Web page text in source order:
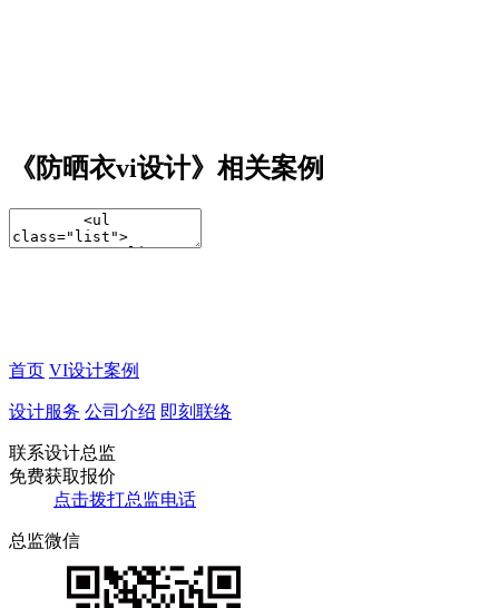
《防晒衣vi设计》相关案例
首页 VI设计案例
设计服务 公司介绍 即刻联络
联系设计总监
免费获取报价
点击拨打总监电话
总监微信